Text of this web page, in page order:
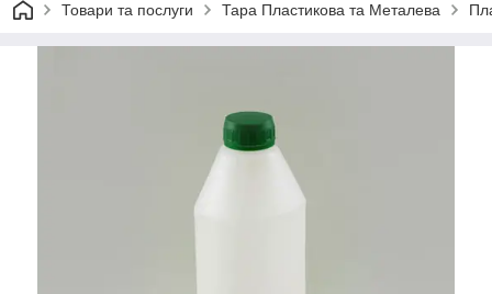
Товари та послуги Тара Пластикова та Металева